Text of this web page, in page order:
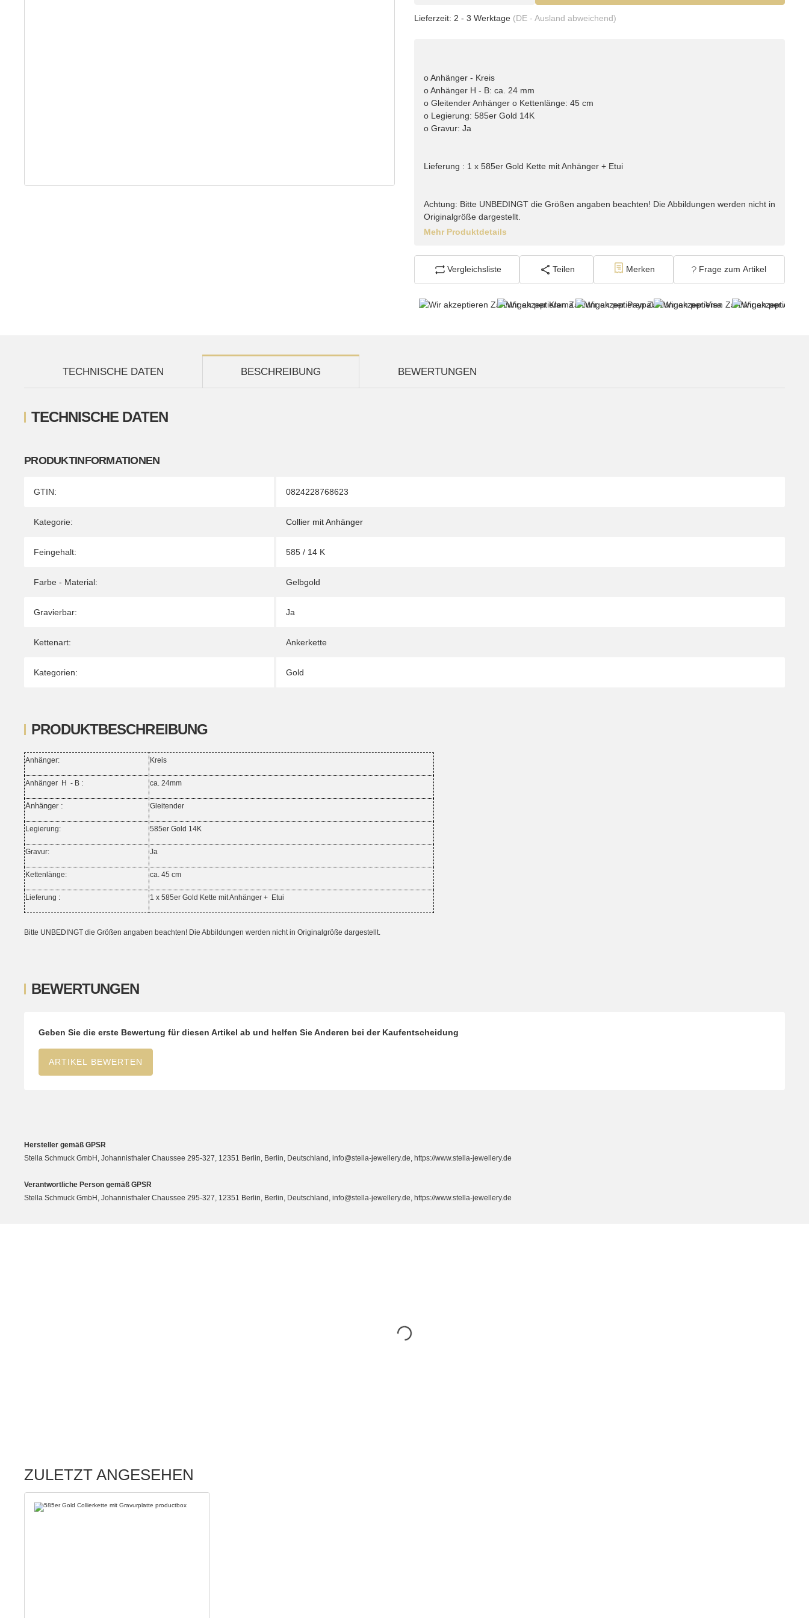
Lieferzeit: 2 - 3 Werktage (DE - Ausland abweichend)
o Anhänger - Kreis
o Anhänger H - B: ca. 24 mm
o Gleitender Anhänger o Kettenlänge: 45 cm
o Legierung: 585er Gold 14K
o Gravur: Ja
Lieferung : 1 x 585er Gold Kette mit Anhänger + Etui
Achtung: Bitte UNBEDINGT die Größen angaben beachten! Die Abbildungen werden nicht in
Originalgröße dargestellt.
Mehr Produktdetails
Vergleichsliste Teilen Merken Frage zum Artikel
TECHNISCHE DATEN BESCHREIBUNG BEWERTUNGEN
TECHNISCHE DATEN
PRODUKTINFORMATIONEN
Produkteigenschaft
Wert
GTIN: 0824228768623
Kategorie: Collier mit Anhänger
Feingehalt: 585 / 14 K
Farbe - Material: Gelbgold
Gravierbar: Ja
Kettenart: Ankerkette
Kategorien: Gold
PRODUKTBESCHREIBUNG
Anhänger: Kreis
Anhänger H - B : ca. 24mm
Anhänger : Gleitender
Legierung: 585er Gold 14K
Gravur: Ja
Kettenlänge: ca. 45 cm
Lieferung : 1 x 585er Gold Kette mit Anhänger + Etui
Bitte UNBEDINGT die Größen angaben beachten! Die Abbildungen werden nicht in Originalgröße dargestellt.
BEWERTUNGEN
Geben Sie die erste Bewertung für diesen Artikel ab und helfen Sie Anderen bei der Kaufentscheidung
ARTIKEL BEWERTEN
Hersteller gemäß GPSR
Stella Schmuck GmbH, Johannisthaler Chaussee 295-327, 12351 Berlin, Berlin, Deutschland, info@stella-jewellery.de, https://www.stella-jewellery.de
Verantwortliche Person gemäß GPSR
Stella Schmuck GmbH, Johannisthaler Chaussee 295-327, 12351 Berlin, Berlin, Deutschland, info@stella-jewellery.de, https://www.stella-jewellery.de
ZULETZT ANGESEHEN